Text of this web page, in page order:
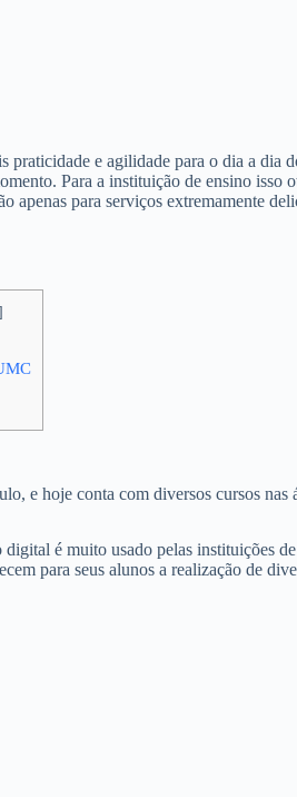
praticidade e agilidade para o dia a dia
Para a instituição de ensino
apenas para serviços extremamente
e hoje conta com diversos cursos nas
é muito usado pelas instituições
para seus alunos a realização de